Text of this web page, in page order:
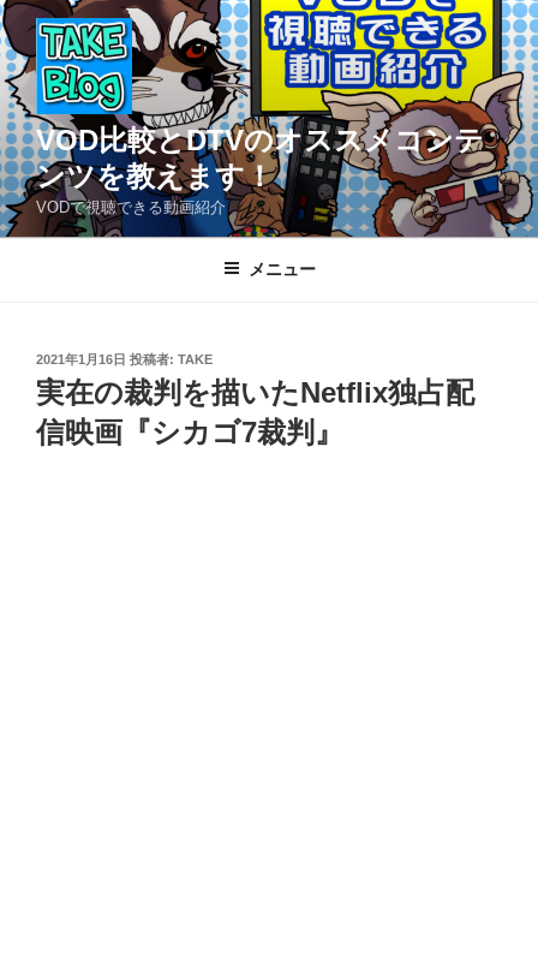
コ
ン
テ
ン
ツ
へ
ス
キ
ッ
VOD比較とDTVのオススメコンテ
ンツを教えます！
VODで視聴できる動画紹介
メニュー
投
稿
日:
2021年1月16日 投稿者: TAKE
実在の裁判を描いたNetflix独占配
信映画『シカゴ7裁判』